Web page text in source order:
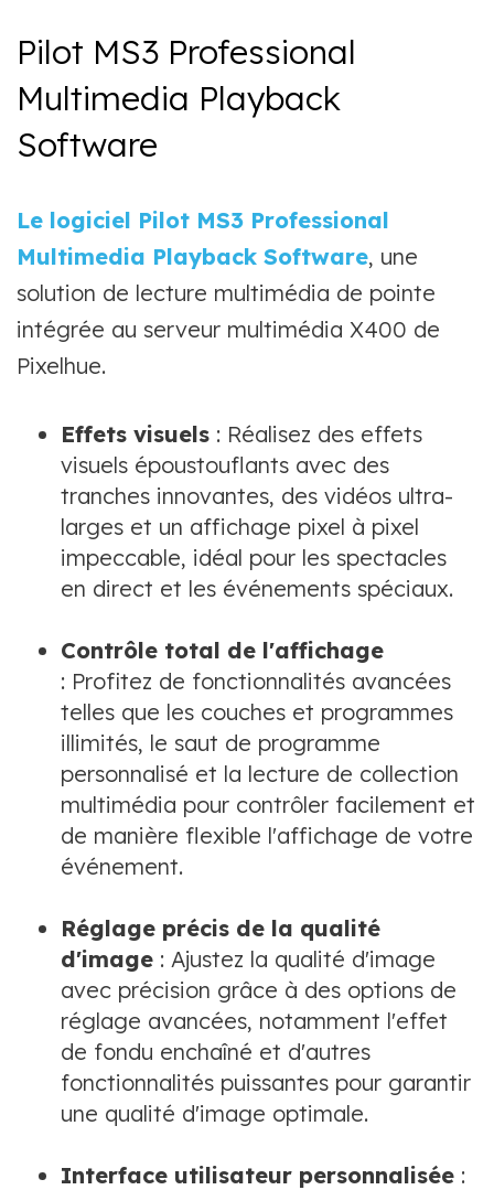
Pilot MS3 Professional
Multimedia Playback
Software
Le logiciel Pilot MS3 Professional
Multimedia Playback Software, une
solution de lecture multimédia de pointe
intégrée au serveur multimédia X400 de
Pixelhue.
Effets visuels : Réalisez des effets
visuels époustouflants avec des
tranches innovantes, des vidéos ultra-
larges et un affichage pixel à pixel
impeccable, idéal pour les spectacles
en direct et les événements spéciaux.
Contrôle total de l'affichage
: Profitez de fonctionnalités avancées
telles que les couches et programmes
illimités, le saut de programme
personnalisé et la lecture de collection
multimédia pour contrôler facilement et
de manière flexible l'affichage de votre
événement.
Réglage précis de la qualité
d'image : Ajustez la qualité d'image
avec précision grâce à des options de
réglage avancées, notamment l'effet
de fondu enchaîné et d'autres
fonctionnalités puissantes pour garantir
une qualité d'image optimale.
Interface utilisateur personnalisée :